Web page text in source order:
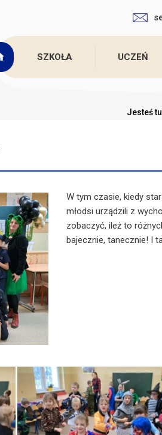
SZKOŁA UCZEŃ
Jesteś
W tym czasie, kiedy
młodsi urządzili z
zobaczyć, ileż to
bajecznie, tanecznie! I